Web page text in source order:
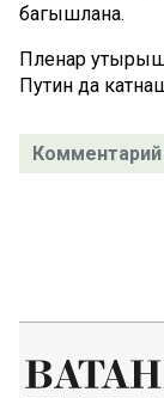
багышлана.
Пленар
Путин да
Комментарий